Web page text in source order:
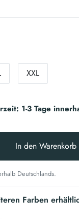
XXL
1-3 Tage
In den Warenkorb
Deutschlands.
Farben